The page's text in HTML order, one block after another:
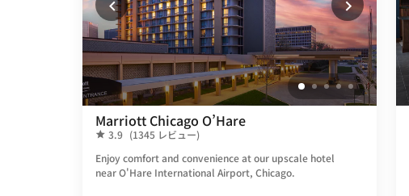
Marriott Chicago O’Hare
3.9 (1345 レビュー)
Enjoy comfort and convenience at our upscale hotel
near O'Hare International Airport, Chicago.